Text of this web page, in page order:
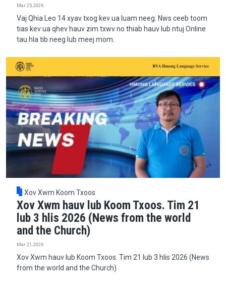
Mar 25, 2026
Vaj Qhia Leo 14 xyav txog kev ua luam neeg. Nws ceeb toom
tias kev ua qhev hauv zim txwv no thiab hauv lub ntuj Online
tau hla tib neeg lub meej mom.
Xov Xwm Koom Txoos
Xov Xwm hauv lub Koom Txoos. Tim 21
lub 3 hlis 2026 (News from the world
and the Church)
Mar 21, 2026
Xov Xwm hauv lub Koom Txoos. Tim 21 lub 3 hlis 2026 (News
from the world and the Church)